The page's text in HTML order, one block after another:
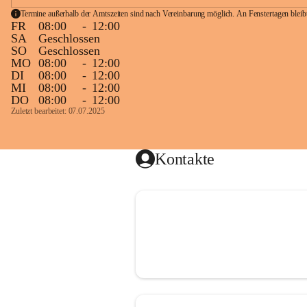
Termine außerhalb der Amtszeiten sind nach Vereinbarung möglich. An Fenstertagen
FR 08:00 - 12:00
SA
Geschlossen
SO
Geschlossen
MO 08:00 - 12:00
DI
08:00 - 12:00
MI
08:00 - 12:00
DO
08:00 - 12:00
Zuletzt bearbeitet: 07.07.2025
Kontakte